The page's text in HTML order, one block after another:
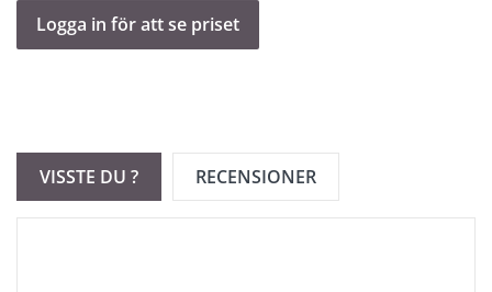
Logga in för att se priset
VISSTE DU ? RECENSIONER